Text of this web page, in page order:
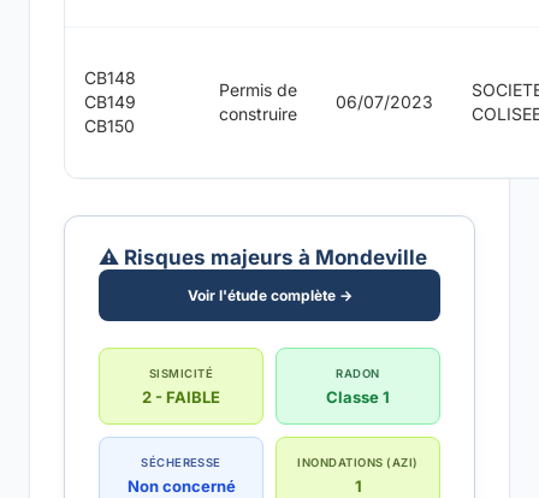
CB148
CB149
CB150
Permis de
construire
06/07/2023
⚠️ Risques majeurs à Mondeville
Voir l'étude complète →
SISMICITÉ
2 - FAIBLE
RADON
Classe 1
SÉCHERESSE
Non concerné
INONDATIONS (AZI)
1